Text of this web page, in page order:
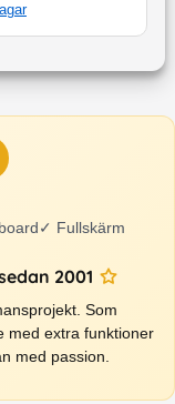
✓ Fullskärm
2001
Som
med extra funktioner
med passion.